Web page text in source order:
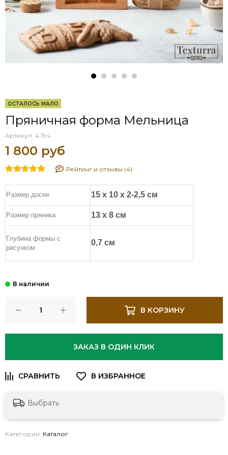
ОСТАЛОСЬ МАЛО
Пряничная форма Мельница
Артикул: 4.194
1 800 руб
Рейтинг и отзывы (4)
Размер доски 15 х 10 х 2-2,5 см
Размер пряника 13 х 8 см
Глубина формы с
рисунком
0,7 см
В КОРЗИНУ
ЗАКАЗ В ОДИН КЛИК
Выбрать
Категории: Каталог